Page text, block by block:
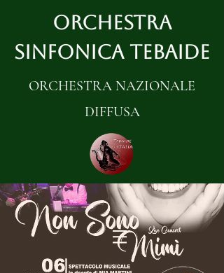
ORCHESTRA
SINFONICA TEBAIDE
ORCHESTRA NAZIONALE
DIFFUSA